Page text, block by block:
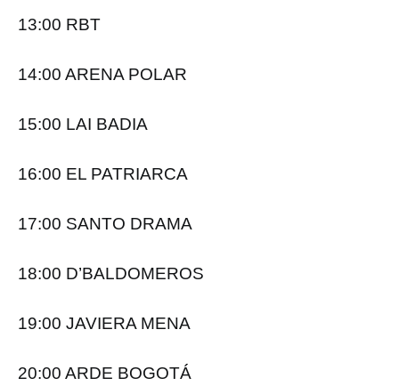
13:00 RBT
14:00 ARENA POLAR
15:00 LAI BADIA
16:00 EL PATRIARCA
17:00 SANTO DRAMA
18:00 D’BALDOMEROS
19:00 JAVIERA MENA
20:00 ARDE BOGOTÁ